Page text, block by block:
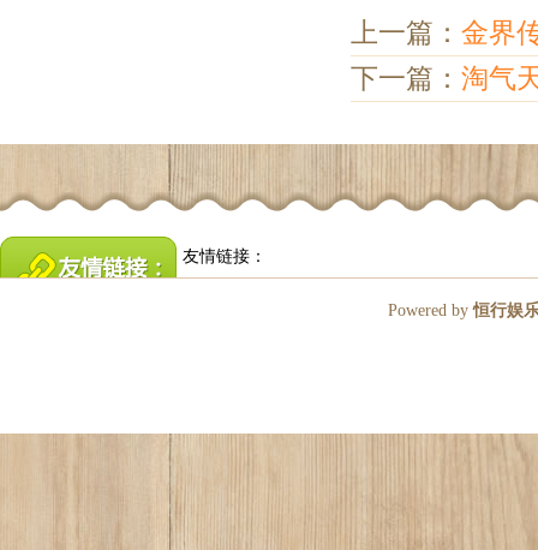
上一篇： 金界
下一篇： 淘气
友情链接：
Powered by恒行娱